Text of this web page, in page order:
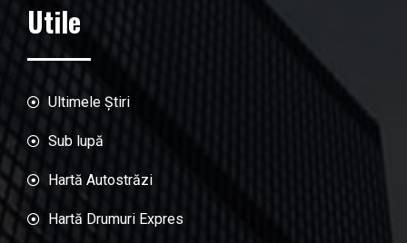
Utile
Ultimele Știri
Sub lupă
Hartă Autostrăzi
Hartă Drumuri Expres